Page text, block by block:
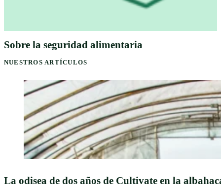
Sobre la seguridad alimentaria
NUESTROS ARTÍCULOS
La odisea de dos años de Cultivate en la